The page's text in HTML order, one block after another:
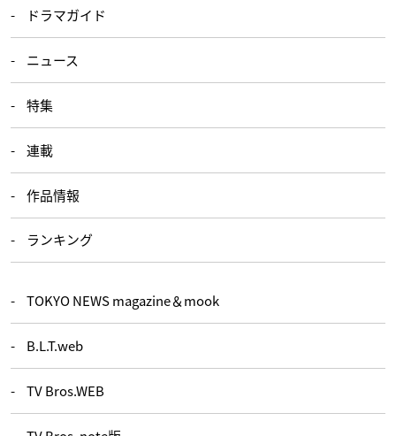
ドラマガイド
ニュース
特集
連載
作品情報
ランキング
TOKYO NEWS magazine＆mook
B.L.T.web
TV Bros.WEB